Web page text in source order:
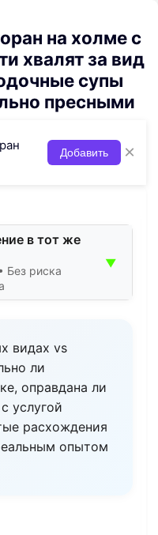
на холме с
хвалят за вид
супы
пресными
Добавить ×
в тот же
Без риска
▼
видах vs
ли
оправдана ли
услугой
расхождения
опытом